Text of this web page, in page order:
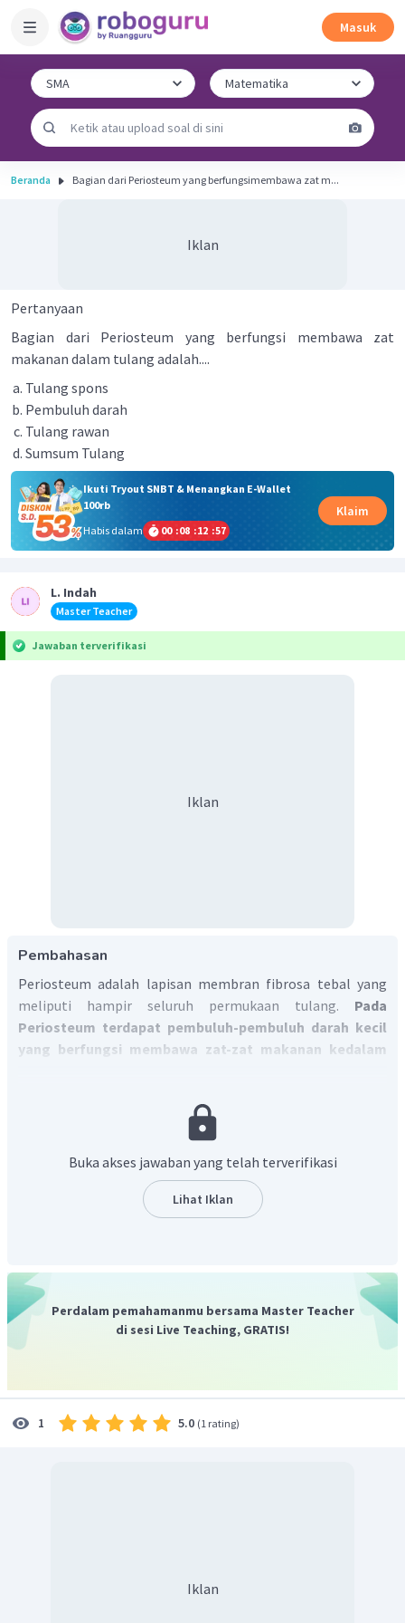
Masuk
Beranda Bagian dari Periosteum yang berfungsimembawa zat m...
Iklan
Pertanyaan
Bagian dari Periosteum yang berfungsi membawa zat
makanan dalam tulang adalah....
Tulang spons
Pembuluh darah
Tulang rawan
Sumsum Tulang
Ikuti Tryout SNBT & Menangkan E-Wallet
100rb
Habis dalam
00 :08 :12 :57
Klaim
L. Indah
Master Teacher
Jawaban terverifikasi
Iklan
Pembahasan
Periosteum adalah lapisan membran fibrosa tebal yang
meliputi hampir seluruh permukaan tulang. Pada
Periosteum terdapat pembuluh-pembuluh darah kecil
yang berfungsi membawa zat-zat makanan kedalam
Buka akses jawaban yang telah terverifikasi
Lihat Iklan
Perdalam pemahamanmu bersama Master Teacher
di sesi Live Teaching, GRATIS!
1 5.0 (1 rating)
Iklan